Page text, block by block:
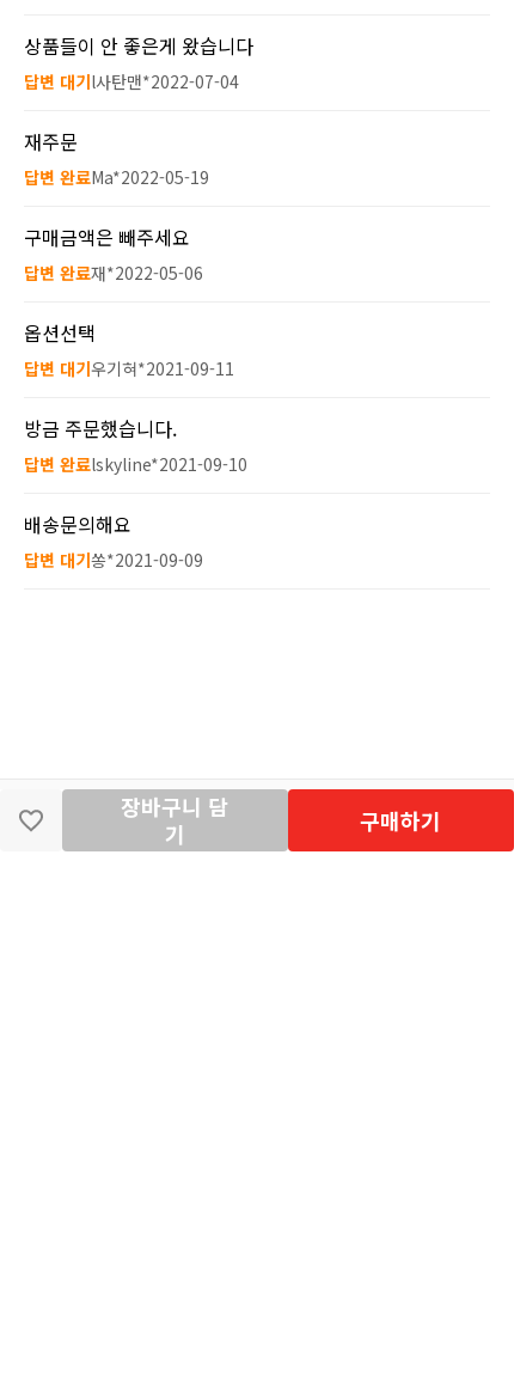
상품들이 안 좋은게 왔습니다
답변 대기l사탄맨*2022-07-04
재주문
답변 완료Ma*2022-05-19
구매금액은 빼주세요
답변 완료재*2022-05-06
옵션선택
답변 대기우기혀*2021-09-11
방금 주문했습니다.
답변 완료lskyline*2021-09-10
배송문의해요
답변 대기쏭*2021-09-09
장바구니 담
기
구매하기
딴지마켓이용약관개인정보처리방침
공지사항